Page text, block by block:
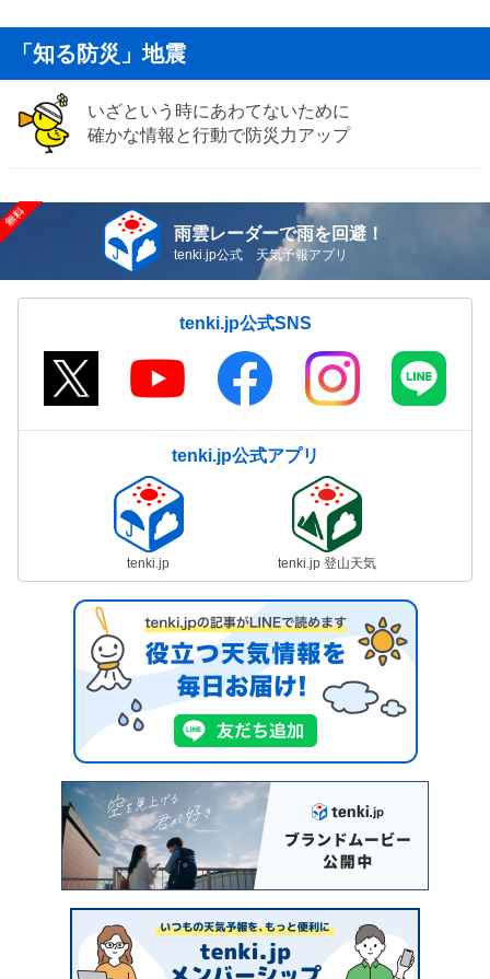
「知る防災」地震
いざという時にあわてないために
確かな情報と行動で防災力アップ
雨雲レーダーで雨を回避！
tenki.jp公式 天気予報アプリ
tenki.jp公式SNS
tenki.jp公式アプリ
tenki.jp tenki.jp 登山天気